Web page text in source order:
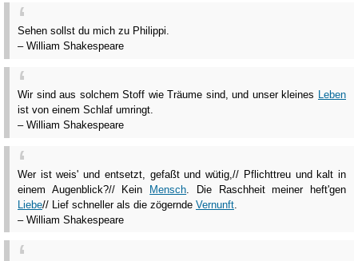
Sehen sollst du mich zu Philippi.
– William Shakespeare
Wir sind aus solchem Stoff wie Träume sind, und unser kleines Leben
ist von einem Schlaf umringt.
– William Shakespeare
Wer ist weis' und entsetzt, gefaßt und wütig,// Pflichttreu und kalt in
einem Augenblick?// Kein Mensch . Die Raschheit meiner heft'gen
Liebe// Lief schneller als die zögernde Vernunft
– William Shakespeare